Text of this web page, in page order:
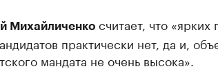
Михайличенкосчитает, что «ярких
практически нет, да и,
мандата не очень высока».